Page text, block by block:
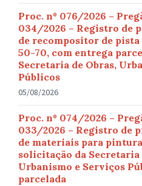
Proc. nº 076/2026 –
034/2026 – Registro de
de recompositor de pista
50-70, com entrega
Secretaria de Obras,
Públicos
05/08/2026
Proc. nº 074/2026 –
033/2026 – Registro de
de materiais para
solicitação da
Urbanismo e Serviços
parcelada